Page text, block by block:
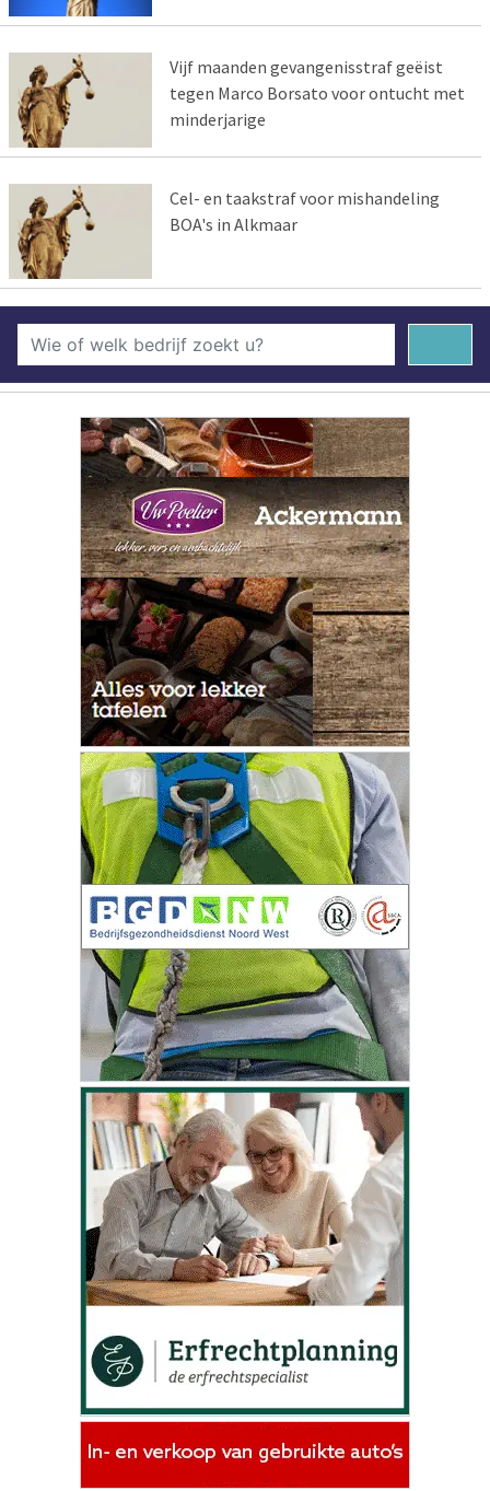
Vijf maanden gevangenisstraf geëist
tegen Marco Borsato voor ontucht met
minderjarige
Cel- en taakstraf voor mishandeling
BOA's in Alkmaar